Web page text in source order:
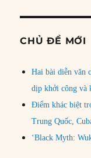
CHỦ ĐỀ MỚI
Hai bài diễn văn
dịp khởi công và
Điểm khác biệt
Trung Quốc,
‘Black Myth: